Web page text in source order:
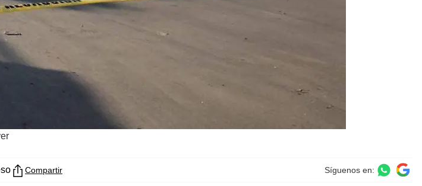
Compartir Síguenos en: